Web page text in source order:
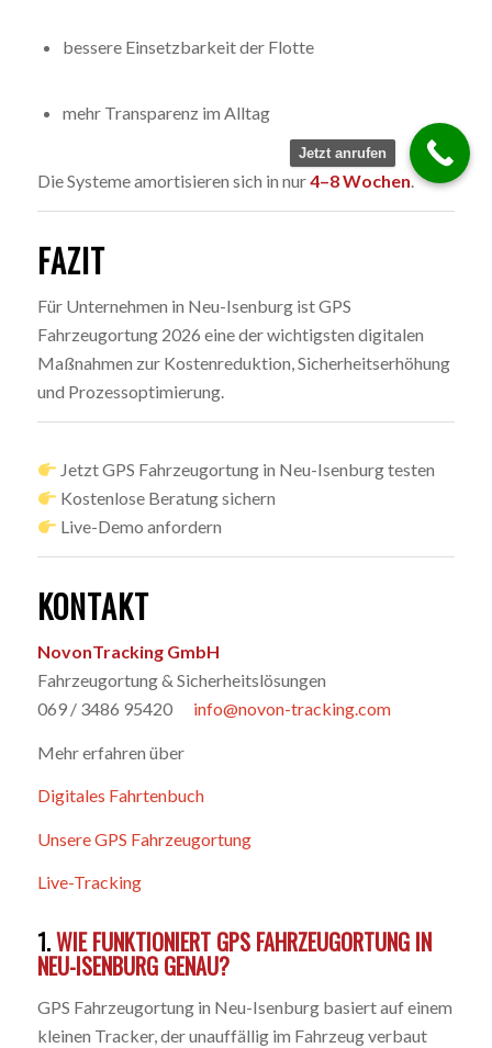
bessere Einsetzbarkeit der Flotte
mehr Transparenz im Alltag
Die Systeme amortisieren sich in nur4–8 Wochen.
FAZIT
Für Unternehmen in Neu-Isenburg ist GPS
Fahrzeugortung 2026 eine der wichtigsten digitalen
Maßnahmen zur Kostenreduktion, Sicherheitserhöhung
und Prozessoptimierung.
Jetzt GPS Fahrzeugortung in Neu-Isenburg testen
Kostenlose Beratung sichern
Live-Demo anfordern
KONTAKT
NovonTracking GmbH
Fahrzeugortung & Sicherheitslösungen
069 / 3486 95420 info@novon-tracking.com
Mehr erfahren über
Digitales Fahrtenbuch
Unsere GPS Fahrzeugortung
Live-Tracking
1.WIE FUNKTIONIERT GPS FAHRZEUGORTUNG IN
NEU-ISENBURG GENAU?
GPS Fahrzeugortung in Neu-Isenburg basiert auf einem
kleinen Tracker, der unauffällig im Fahrzeug verbaut
Jetzt anrufen